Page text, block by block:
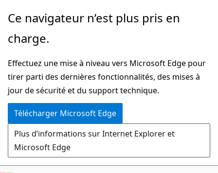
Passer
directement
au
principal
Ce navigateur n’est plus pris en
charge.
Effectuez une mise à niveau vers Microsoft Edge pour
tirer parti des dernières fonctionnalités, des mises à
jour de sécurité et du support technique.
Télécharger Microsoft Edge
Plus d’informations sur Internet Explorer et
Microsoft Edge